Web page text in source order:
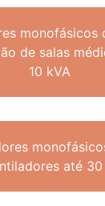
monofásicos
de salas
10 kVA
até 30